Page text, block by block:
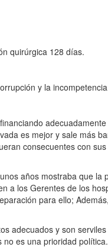
quirúrgica 128 días.
y la
es mejor y sale más
consecuentes con
años mostraba que la
a los Gerentes de los
para ello;
adecuados y son
es una prioridad